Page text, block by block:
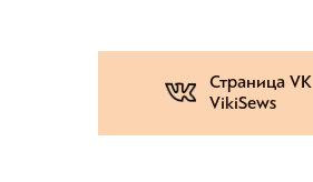
Страница VK
VikiSews